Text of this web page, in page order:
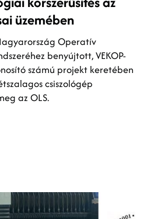
üzemében
Operatív
benyújtott, VEKOP-
számú projekt keretében
csiszológép
az OLS.